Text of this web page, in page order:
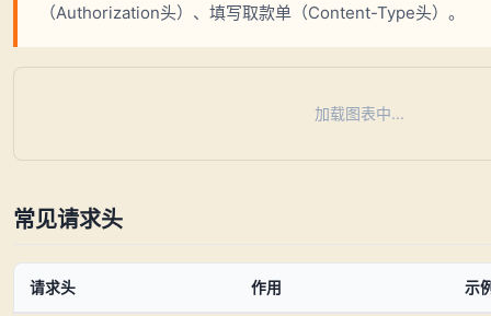
（Authorization头）、填写取款单（Content-Type头）。
加载图表中...
常见请求头
请求头 作用 示